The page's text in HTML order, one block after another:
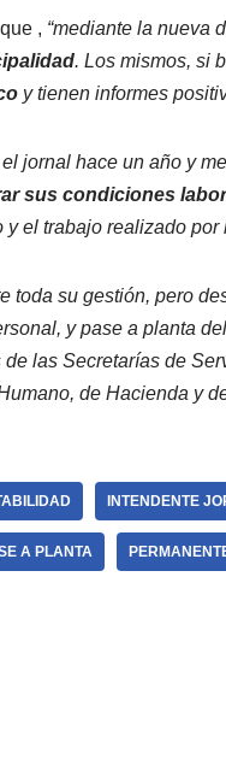
, “mediante la nueva
. Los mismos, si
y tienen informes
jornal hace un año y
sus condiciones
el trabajo realizado por
toda su gestión, pero
y pase a planta
las Secretarías de
de Hacienda y
INTENDENTE
A PLANTA